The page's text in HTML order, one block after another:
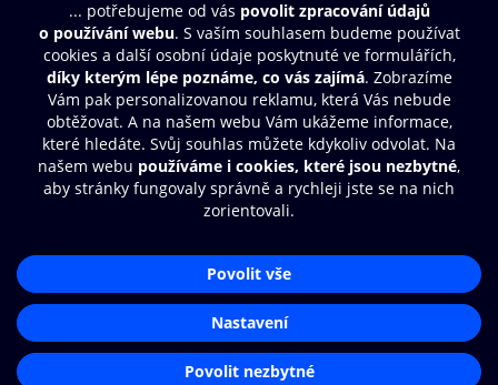
Obsah ke stažení
Moje O2 Knihovna
Další zábava
© O2 Czech Republic a.s.
Přístupnost
Zásady zpracování osobních údajů
Nastavení cookies
Aplikace O2 Knihovna
Čti a poslouchej své e-knihy a
audioknihy rychleji a pohodlněji.